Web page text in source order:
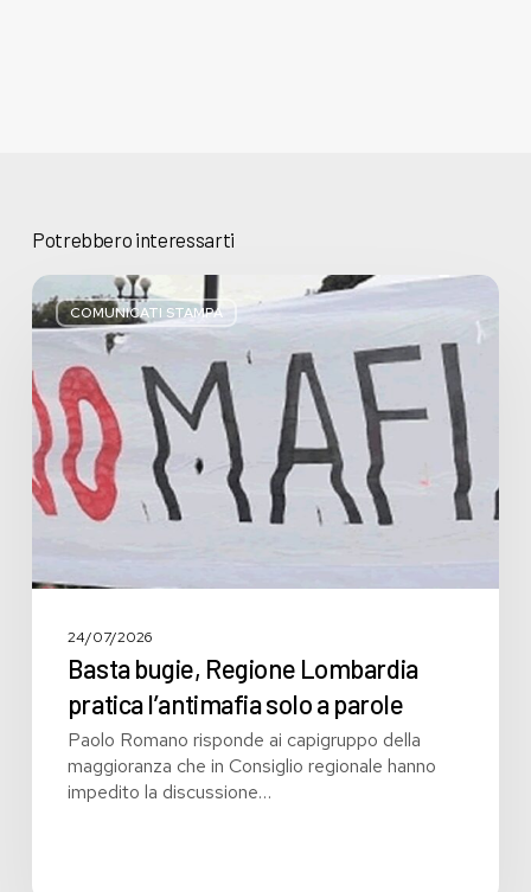
Potrebbero interessarti
COMUNICATI STAMPA
Basta
bugie,
Regione
Lombardia
pratica
l’antimafia
solo
a
parole
24/07/2026
Basta bugie, Regione Lombardia
pratica l’antimafia solo a parole
Paolo Romano risponde ai capigruppo della
maggioranza che in Consiglio regionale hanno
impedito la discussione…